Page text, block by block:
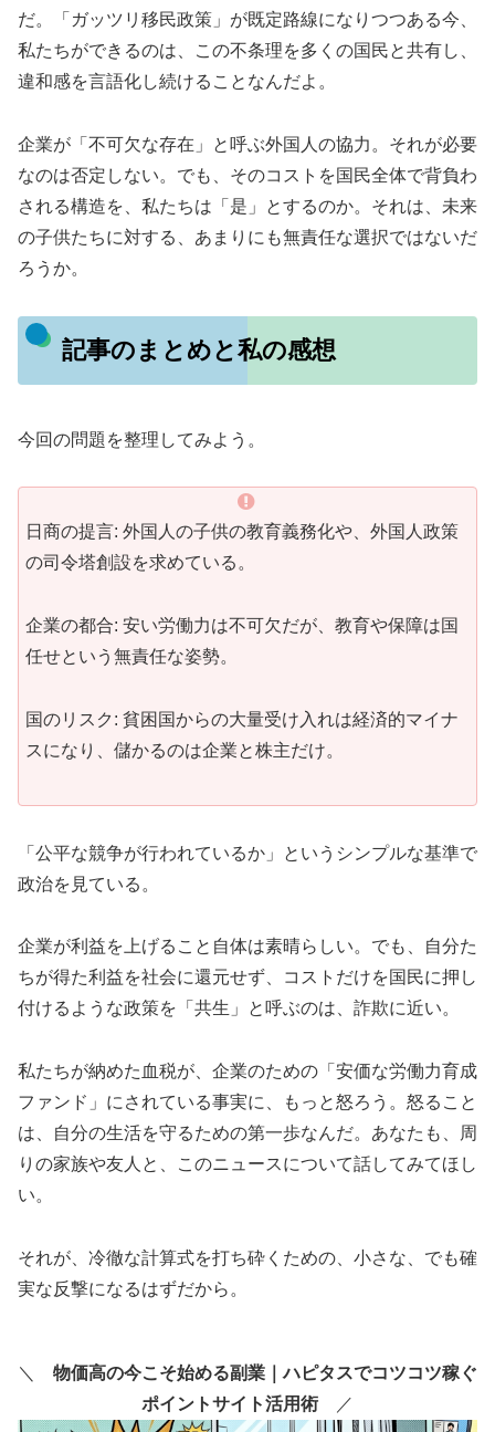
だ。「ガッツリ移民政策」が既定路線になりつつある今、
私たちができるのは、この不条理を多くの国民と共有し、
違和感を言語化し続けることなんだよ。
企業が「不可欠な存在」と呼ぶ外国人の協力。それが必要
なのは否定しない。でも、そのコストを国民全体で背負わ
される構造を、私たちは「是」とするのか。それは、未来
の子供たちに対する、あまりにも無責任な選択ではないだ
ろうか。
記事のまとめと私の感想
今回の問題を整理してみよう。
日商の提言: 外国人の子供の教育義務化や、外国人政策
の司令塔創設を求めている。
企業の都合: 安い労働力は不可欠だが、教育や保障は国
任せという無責任な姿勢。
国のリスク: 貧困国からの大量受け入れは経済的マイナ
スになり、儲かるのは企業と株主だけ。
「公平な競争が行われているか」というシンプルな基準で
政治を見ている。
企業が利益を上げること自体は素晴らしい。でも、自分た
ちが得た利益を社会に還元せず、コストだけを国民に押し
付けるような政策を「共生」と呼ぶのは、詐欺に近い。
私たちが納めた血税が、企業のための「安価な労働力育成
ファンド」にされている事実に、もっと怒ろう。怒ること
は、自分の生活を守るための第一歩なんだ。あなたも、周
りの家族や友人と、このニュースについて話してみてほし
い。
それが、冷徹な計算式を打ち砕くための、小さな、でも確
実な反撃になるはずだから。
＼ 物価高の今こそ始める副業｜ハピタスでコツコツ稼ぐ
ポイントサイト活用術 ／